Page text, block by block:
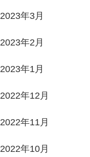
2023年3月
2023年2月
2023年1月
2022年12月
2022年11月
2022年10月